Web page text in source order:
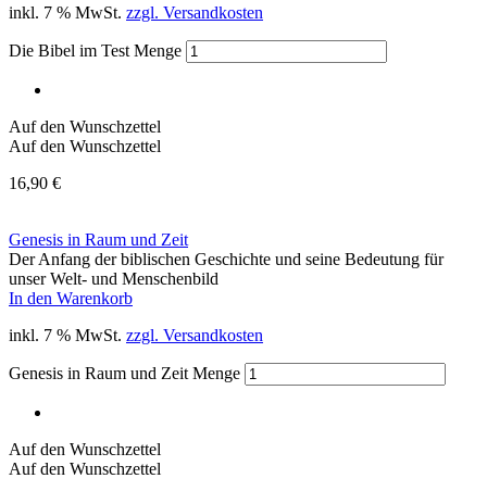
inkl. 7 % MwSt. zzgl. Versandkosten
Die Bibel im Test Menge
Auf den Wunschzettel
Auf den Wunschzettel
16,90 €
Genesis in Raum und Zeit
Der Anfang der biblischen Geschichte und seine Bedeutung für
unser Welt- und Menschenbild
In den Warenkorb
inkl. 7 % MwSt. zzgl. Versandkosten
Genesis in Raum und Zeit Menge
Auf den Wunschzettel
Auf den Wunschzettel